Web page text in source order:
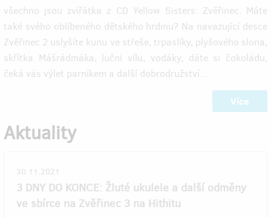
všechno jsou zvířátka z CD Yellow Sisters: Zvěřinec. Máte
také svého oblíbeného dětského hrdinu? Na navazující desce
Zvěřinec 2 uslyšíte kunu ve střeše, trpaslíky, plyšového slona,
skřítka Mášrádmáka, luční vílu, vodáky, dáte si čokoládu,
čeká vás výlet parníkem a další dobrodružství.…
Více
Aktuality
30.11.2021
3 DNY DO KONCE: Žluté ukulele a další odměny
ve sbírce na Zvěřinec 3 na Hithitu